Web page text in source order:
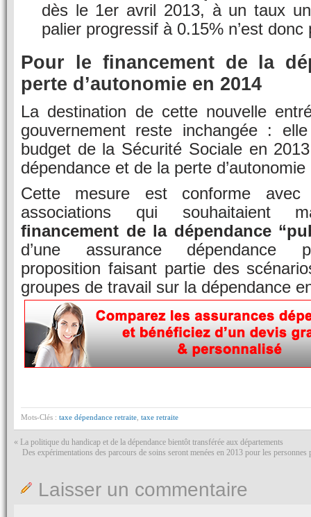
dès le 1er avril 2013, à un taux
palier progressif à 0.15% n’est donc
Pour le financement de la
perte d’autonomie en 2014
La destination de cette nouvelle
gouvernement reste inchangée :
budget de la Sécurité Sociale en
dépendance et de la perte
Cette mesure est conforme
associations qui souhaitaient
financement de la dépendance
d’une assurance dépendance
proposition faisant partie des
groupes de travail sur la dépendance
Mots-Clés : taxe dépendance retraite taxe retraite
« La politique du handicap et de la dépendance bientôt transférée aux départements
Des expérimentations des parcours de soins seront menées en 2013 pour les personnes
Laisser un commentaire